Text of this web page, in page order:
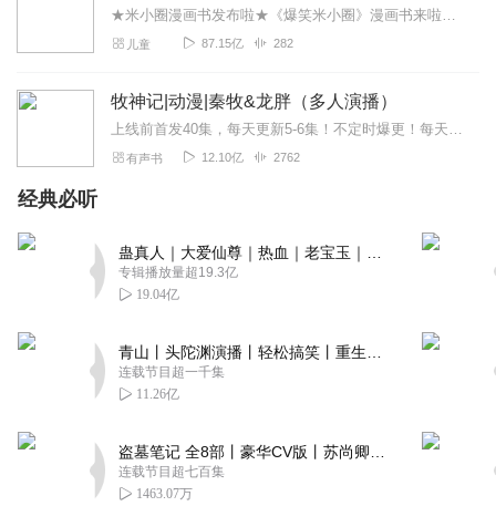
★米小圈漫画书发布啦★《爆笑米小圈》漫画书来啦《米小圈上学记》一二三年级正版广播剧！《米小圈上学记》系列是儿童作家北猫最新创作的儿童小说系列，作品诙谐幽默、好...
儿童 87.15亿 282
牧神记|动漫|秦牧&龙胖（多人演播）
上线前首发40集，每天更新5-6集！不定时爆更！每天17:00更新，订阅可以看到每日更新！一定要“订阅”才能第一时间收到通知哦！内容简介大墟的祖训说，天黑,别出...
有声书 12.10亿 2762
经典必听
专辑播放量超19.3亿
19.04亿
连载节目超一千集
11.26亿
连载节目超七百集
1463.07万